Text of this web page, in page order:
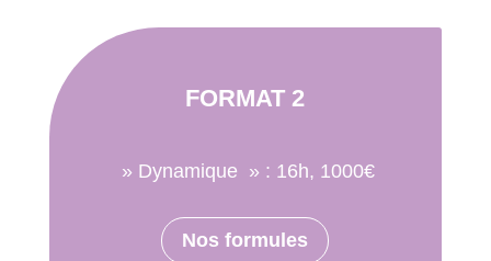
FORMAT 2
» Dynamique » : 16h, 1000€
Nos formules